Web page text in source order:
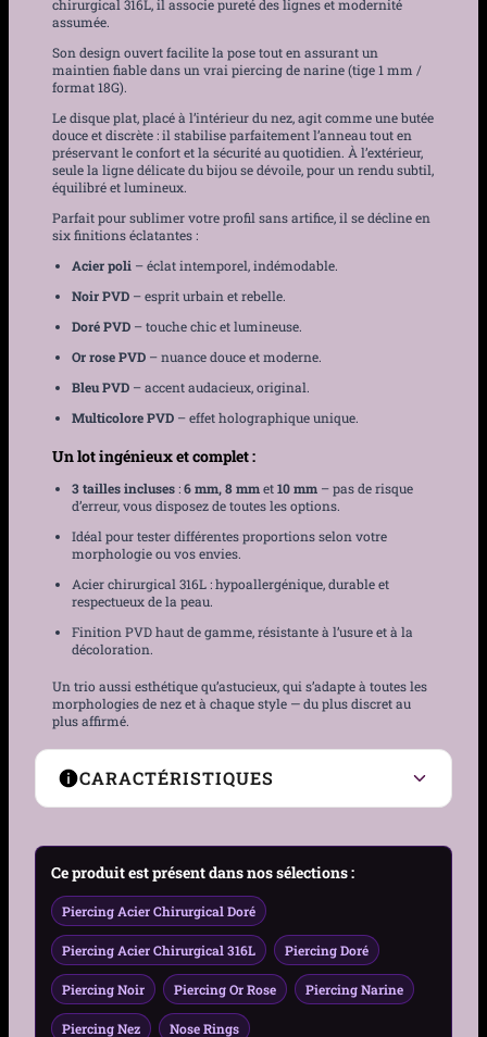
chirurgical 316L, il associe pureté des lignes et modernité
assumée.
Son design ouvert facilite la pose tout en assurant un
maintien fiable dans un vrai piercing de narine (tige 1 mm /
format 18G).
Le disque plat, placé à l’intérieur du nez, agit comme une butée
douce et discrète : il stabilise parfaitement l’anneau tout en
préservant le confort et la sécurité au quotidien. À l’extérieur,
seule la ligne délicate du bijou se dévoile, pour un rendu subtil,
équilibré et lumineux.
Parfait pour sublimer votre profil sans artifice, il se décline en
six finitions éclatantes :
Acier poli – éclat intemporel, indémodable.
Noir PVD – esprit urbain et rebelle.
Doré PVD – touche chic et lumineuse.
Or rose PVD – nuance douce et moderne.
Bleu PVD – accent audacieux, original.
Multicolore PVD – effet holographique unique.
Un lot ingénieux et complet :
3 tailles incluses:6 mm, 8 mmet10 mm – pas de risque
d’erreur, vous disposez de toutes les options.
Idéal pour tester différentes proportions selon votre
morphologie ou vos envies.
Acier chirurgical 316L : hypoallergénique, durable et
respectueux de la peau.
Finition PVD haut de gamme, résistante à l’usure et à la
décoloration.
Un trio aussi esthétique qu’astucieux, qui s’adapte à toutes les
morphologies de nez et à chaque style — du plus discret au
plus affirmé.
CARACTÉRISTIQUES
Type de Piercing Nose ring
Zone de port Narine (nez)
Genre Femme, Homme
Matière Acier 316L
Ce produit est présent dans nos sélections :
Piercing Acier Chirurgical Doré
Piercing Acier Chirurgical 316L Piercing Doré
Piercing Noir Piercing Or Rose Piercing Narine
Piercing Nez Nose Rings